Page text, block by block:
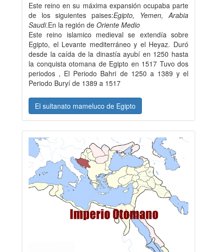
Este reino en su máxima expansión ocupaba parte
de los siguientes paises:Egipto, Yemen, Arabia
Saudi.En la región de Oriente Medio
Este reino islamico medieval se extendía sobre
Egipto, el Levante mediterráneo y el Heyaz. Duró
desde la caída de la dinastía ayubí en 1250 hasta
la conquista otomana de Egipto en 1517 Tuvo dos
periodos , El Periodo Bahri de 1250 a 1389 y el
Periodo Buryí de 1389 a 1517
El sultanato mameluco de Egipto